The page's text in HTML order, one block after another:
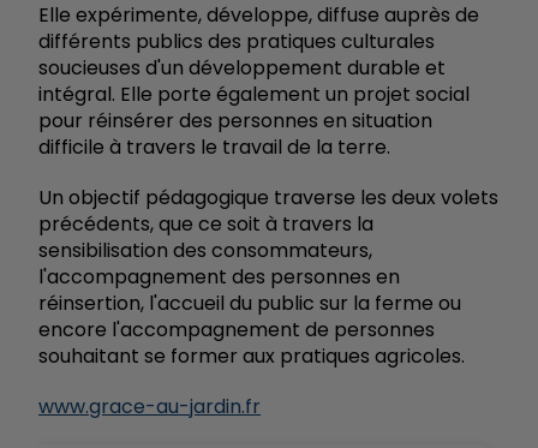
Elle expérimente, développe, diffuse auprès de
différents publics des pratiques culturales
soucieuses d'un développement durable et
intégral. Elle porte également un projet social
pour réinsérer des personnes en situation
difficile à travers le travail de la terre.
Un objectif pédagogique traverse les deux volets
précédents, que ce soit à travers la
sensibilisation des consommateurs,
l'accompagnement des personnes en
réinsertion, l'accueil du public sur la ferme ou
encore l'accompagnement de personnes
souhaitant se former aux pratiques agricoles.
www.grace-au-jardin.fr